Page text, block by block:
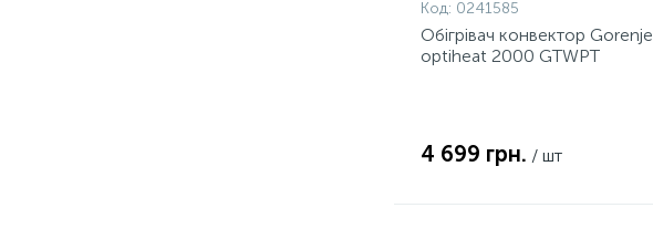
Код: 0241585
Обігрівач конвектор Gorenje
optiheat 2000 GTWPT
4 699 грн. / шт